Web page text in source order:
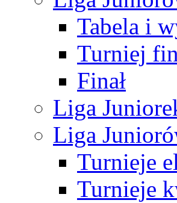
Tabela i
Turniej
Finał
Liga
Liga
Turnieje
Turnieje